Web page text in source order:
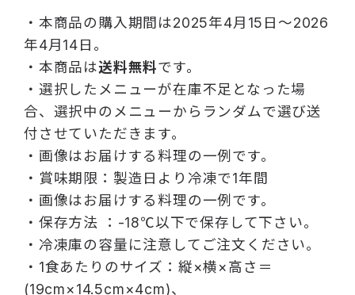
・本商品の購入期間は2025年4月15日～2026
年4月14日。
・本商品は送料無料です。
・選択したメニューが在庫不足となった場
合、選択中のメニューからランダムで選び送
付させていただきます。
・画像はお届けする料理の一例です。
・賞味期限：製造日より冷凍で1年間
・画像はお届けする料理の一例です。
・保存方法 ：-18℃以下で保存して下さい。
・冷凍庫の容量に注意してご注文ください。
・1食あたりのサイズ：縦×横×高さ＝
(19cm×14.5cm×4cm)、